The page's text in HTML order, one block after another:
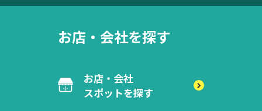
お店・会社を探す
お店・会社
スポットを探す